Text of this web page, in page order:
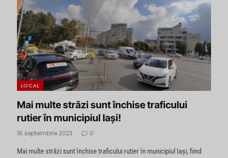
LOCAL
Mai multe străzi sunt închise traficului
rutier în municipiul Iaşi!
16 septembrie 2023 0
Mai multe străzi sunt închise traficului rutier în municipiul Iaşi, fiind